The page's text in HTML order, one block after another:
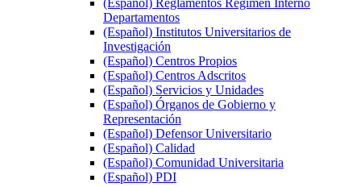
Departamentos
(Español) Institutos Universitarios de
Investigación
(Español) Centros Propios
(Español) Centros Adscritos
(Español) Servicios y Unidades
(Español) Órganos de Gobierno y
Representación
(Español) Defensor Universitario
(Español) Calidad
(Español) Comunidad Universitaria
(Español) PDI